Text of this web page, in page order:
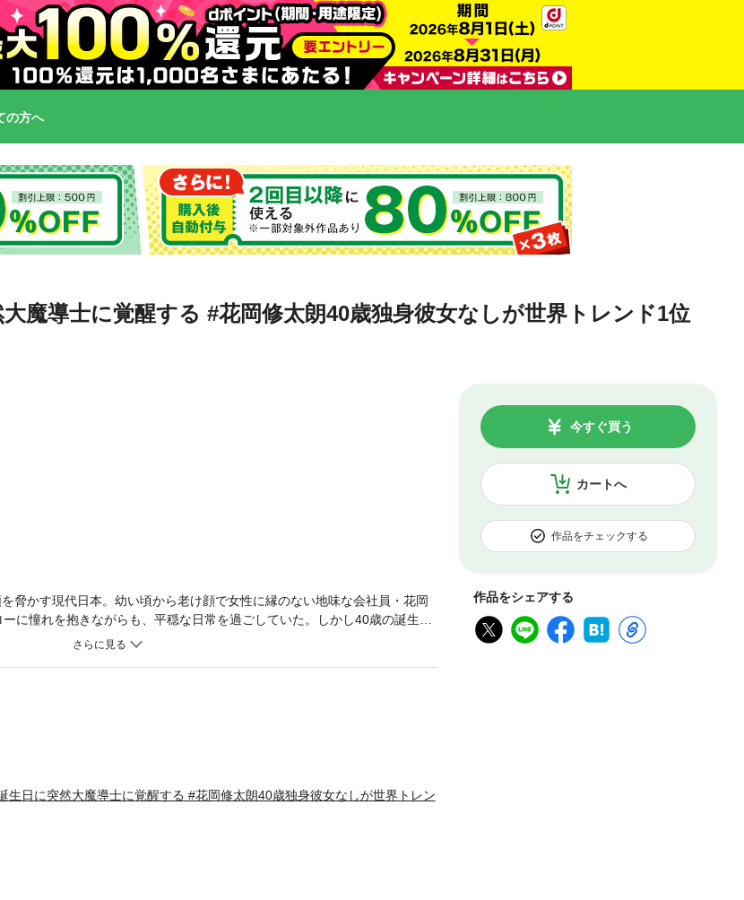
の方へ
魔導士に覚醒する #花岡修太朗40歳独身彼女なしが世界トレンド1位
カートへ
今すぐ買う
作品をチェックする
作品をシェアする
脅かす現代日本。幼い頃から老け顔で女性に縁のない地味な会社員・花岡
に憧れを抱きながらも、平穏な日常を過ごしていた。しかし40歳の誕生日
衛機構の一員として新たな人生がスタートする。30歳童貞で「魔法使い」に
生日に突然大魔導士に覚醒する #花岡修太朗40歳独身彼女なしが世界トレン